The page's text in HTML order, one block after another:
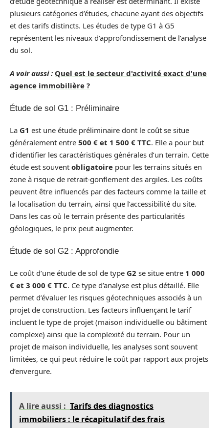
plusieurs catégories d’études, chacune ayant des objectifs
et des tarifs distincts. Les études de type G1 à G5
représentent les niveaux d’approfondissement de l’analyse
du sol.
A voir aussi : Quel est le secteur d'activité exact d'une
agence immobilière ?
Étude de sol G1 : Préliminaire
La G1 est une étude préliminaire dont le coût se situe
généralement entre 500 € et 1 500 € TTC. Elle a pour but
d’identifier les caractéristiques générales d’un terrain. Cette
étude est souvent obligatoire pour les terrains situés en
zone à risque de retrait-gonflement des argiles. Les coûts
peuvent être influencés par des facteurs comme la taille et
la localisation du terrain, ainsi que l’accessibilité du site.
Dans les cas où le terrain présente des particularités
géologiques, le prix peut augmenter.
Étude de sol G2 : Approfondie
Le coût d’une étude de sol de type G2 se situe entre 1 000
€ et 3 000 € TTC. Ce type d’analyse est plus détaillé. Elle
permet d’évaluer les risques géotechniques associés à un
projet de construction. Les facteurs influençant le tarif
incluent le type de projet (maison individuelle ou bâtiment
complexe) ainsi que la complexité du terrain. Pour un
projet de maison individuelle, les analyses sont souvent
limitées, ce qui peut réduire le coût par rapport aux projets
d’envergure.
A lire aussi : Tarifs des diagnostics
immobiliers : le récapitulatif des frais